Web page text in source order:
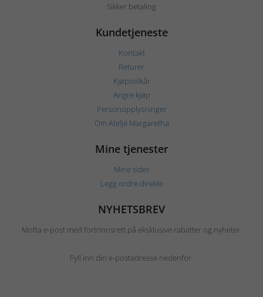
Sikker betaling
Kundetjeneste
Kontakt
Returer
Kjøpsvilkår
Angre kjøp
Personopplysninger
Om Ateljé Margaretha
Mine tjenester
Mine sider
Legg ordre direkte
NYHETSBREV
Motta e-post med fortrinnsrett på eksklusive rabatter og nyheter.
Fyll inn din e-postadresse nedenfor.